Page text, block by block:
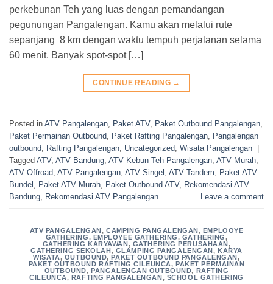
perkebunan Teh yang luas dengan pemandangan
pegunungan Pangalengan. Kamu akan melalui rute
sepanjang 8 km dengan waktu tempuh perjalanan selama
60 menit. Banyak spot-spot […]
CONTINUE READING →
Posted in ATV Pangalengan Paket ATV, Paket Outbound Pangalengan
Paket Permainan Outbound
Paket Rafting Pangalengan
Pangalengan
outbound
Rafting Pangalengan Uncategorized Wisata Pangalengan
Tagged ATV, ATV Bandung ATV Kebun Teh Pangalengan ATV Murah
ATV Offroad ATV Pangalengan ATV Singel ATV Tandem
Paket ATV
Bundel
Paket ATV Murah Paket Outbound ATV, Rekomendasi ATV
Bandung
Rekomendasi ATV Pangalengan Leave a comment
ATV PANGALENGAN,CAMPING PANGALENGAN, EMPLOOYE
GATHERING, EMPLOYEE GATHERING, GATHERING,
GATHERING KARYAWAN, GATHERING PERUSAHAAN,
GATHERING SEKOLAH, GLAMPING PANGALENGAN,KARYA
WISATA, OUTBOUND,PAKET OUTBOUND PANGALENGAN,
PAKET OUTBOUND RAFTING CILEUNCA,PAKET PERMAINAN
OUTBOUND,PANGALENGAN OUTBOUND, RAFTING
CILEUNCA, RAFTING PANGALENGAN, SCHOOL GATHERING